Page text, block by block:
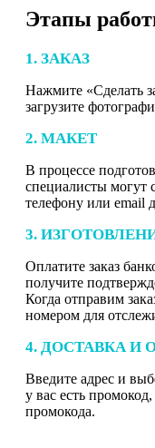
Этапы
1. ЗАКАЗ
Нажмите «Сделать
загрузите
2. МАКЕТ
В процессе
специалисты могут
телефону или email
3.
Оплатите заказ
получите
Когда отправим
номером для
4. ДОСТАВКА И
Введите адрес и
у вас есть
промокода.